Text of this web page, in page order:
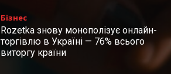
Бізнес
Rozetka знову монополізує онлайн-
торгівлю в Україні — 76% всього
виторгу країни